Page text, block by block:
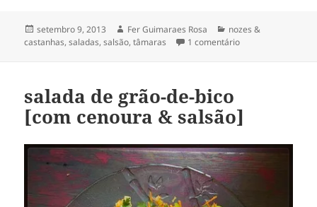
Publicado
em
setembro 9, 2013 Autor
Fer Guimaraes Rosa Categorias
nozes &
castanhas,saladas,salsão,tâmaras 1 comentárioem salada de
salada de grão-de-bico
[com cenoura & salsão]